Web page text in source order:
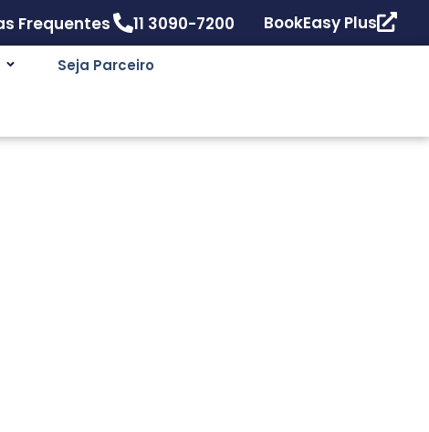
Frequentes 11 3090-7200 BookEasy Plus
Seja Parceiro